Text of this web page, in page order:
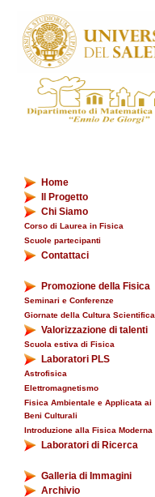
Home
Il Progetto
Chi Siamo
Corso di Laurea in Fisica
Scuole partecipanti
Contattaci
Promozione della Fisica
Seminari e Conferenze
Giornate della Cultura Scientifica
Valorizzazione di talenti
Scuola estiva di Fisica
Laboratori PLS
Astrofisica
Elettromagnetismo
Fisica Ambientale e Applicata ai
Beni Culturali
Introduzione alla Fisica Moderna
Laboratori di Ricerca
Galleria di Immagini
Archivio